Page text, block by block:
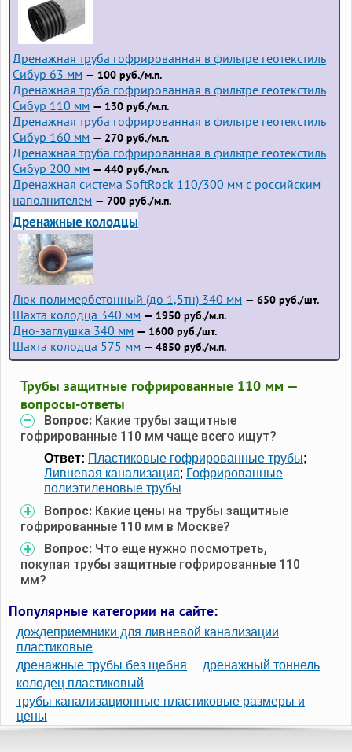
Дренажная труба гофрированная в фильтре геотекстиль
Сибур 63 мм — 100 руб./м.п.
Дренажная труба гофрированная в фильтре геотекстиль
Сибур 110 мм — 130 руб./м.п.
Дренажная труба гофрированная в фильтре геотекстиль
Сибур 160 мм — 270 руб./м.п.
Дренажная труба гофрированная в фильтре геотекстиль
Сибур 200 мм — 440 руб./м.п.
Дренажная система SoftRock 110/300 мм с российским
наполнителем — 700 руб./м.п.
Дренажные колодцы
Люк полимербетонный (до 1,5тн) 340 мм — 650 руб./шт.
Шахта колодца 340 мм — 1950 руб./м.п.
Дно-заглушка 340 мм — 1600 руб./шт.
Шахта колодца 575 мм — 4850 руб./м.п.
Трубы защитные гофрированные 110 мм —
вопросы-ответы
Вопрос: Какие трубы защитные
гофрированные 110 мм чаще всего ищут?
Ответ: Пластиковые гофрированные трубы;
Ливневая канализация; Гофрированные
полиэтиленовые трубы
Вопрос: Какие цены на трубы защитные
гофрированные 110 мм в Москве?
Вопрос: Что еще нужно посмотреть,
покупая трубы защитные гофрированные 110
мм?
Популярные категории на сайте:
дождеприемники для ливневой канализации
пластиковые
дренажные трубы без щебня
дренажный тоннель
колодец пластиковый
трубы канализационные пластиковые размеры и
цены